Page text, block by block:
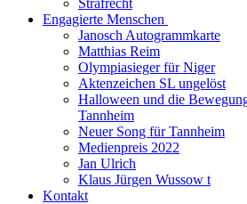
Strafrecht
Engagierte Menschen
Janosch Autogrammkarte
Matthias Reim
Olympiasieger für Niger
Aktenzeichen SL ungelöst
Halloween und die
Tannheim
Neuer Song für Tannheim
Medienpreis 2022
Jan Ulrich
Klaus Jürgen Wussow t
Kontakt